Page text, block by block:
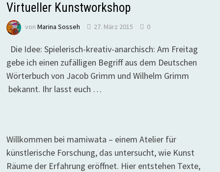
Virtueller Kunstworkshop
von Marina Sosseh 27. März 2015 0
Die Idee: Spielerisch-kreativ-anarchisch: Am Freitag
gebe ich einen zufälligen Begriff aus dem Deutschen
Wörterbuch von Jacob Grimm und Wilhelm Grimm
bekannt. Ihr lasst euch …
Willkommen bei mamiwata – einem Atelier für
künstlerische Forschung, das untersucht, wie Kunst
Räume der Erfahrung eröffnet. Hier entstehen Texte,